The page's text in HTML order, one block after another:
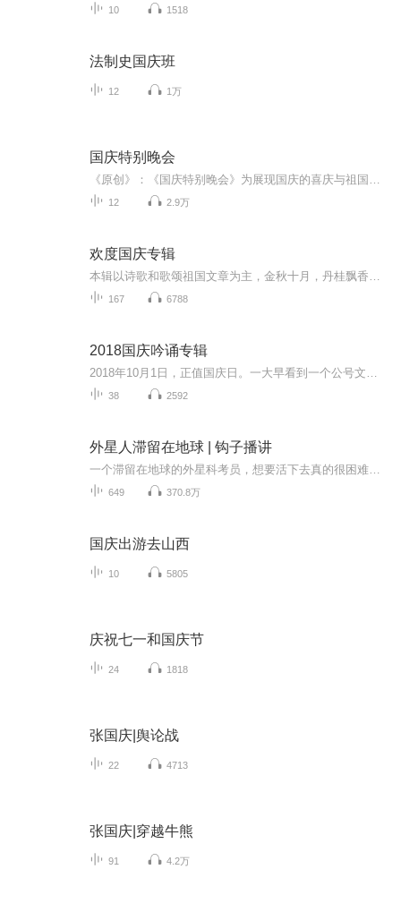
10 1518
法制史国庆班
12 1万
国庆特别晚会
12 2.9万
欢度国庆专辑
167 6788
2018国庆吟诵专辑
38 2592
外星人滞留在地球 | 钩子播讲
649 370.8万
国庆出游去山西
10 5805
庆祝七一和国庆节
24 1818
张国庆|舆论战
22 4713
张国庆|穿越牛熊
91 4.2万